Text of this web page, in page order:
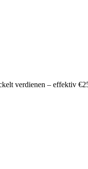
verdienen – effektiv